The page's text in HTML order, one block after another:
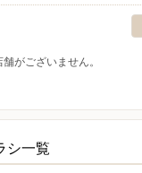
がございません。
シ一覧